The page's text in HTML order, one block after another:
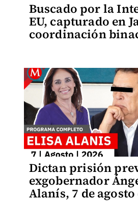
Buscado por la
EU, capturado en
coordinación
Dictan prisión
exgobernador
Alanís, 7 de agosto